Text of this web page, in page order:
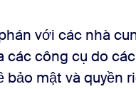
với các nhà
các công cụ do
bảo mật và quyền